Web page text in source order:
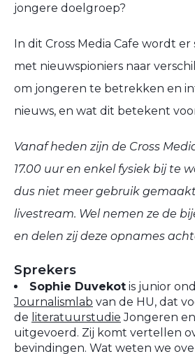
jongere doelgroep?
In dit Cross Media Cafe wordt
met nieuwspioniers naar
om jongeren te betrekken en
nieuws, en wat dit betekent
Vanaf heden zijn de Cross
17.00 uur en enkel fysiek bij te
dus niet meer gebruik
livestream. Wel nemen ze de
en delen zij deze opnames
Sprekers
Sophie Duvekot is junior
Journalismlab van de HU, dat
de literatuurstudie Jongeren
uitgevoerd. Zij komt vertellen
bevindingen. Wat weten we